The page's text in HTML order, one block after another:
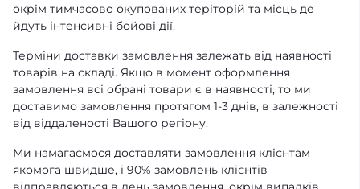
окрім тимчасово окупованих теріторій та місць де
йдуть інтенсивні бойові дії.
Терміни доставки замовлення залежать від наявності
товарів на складі. Якщо в момент оформлення
замовлення всі обрані товари є в наявності, то ми
доставимо замовлення протягом 1-3 днів, в залежності
від віддаленості Вашого регіону.
Ми намагаємося доставляти замовлення клієнтам
якомога швидше, і 90% замовлень клієнтів